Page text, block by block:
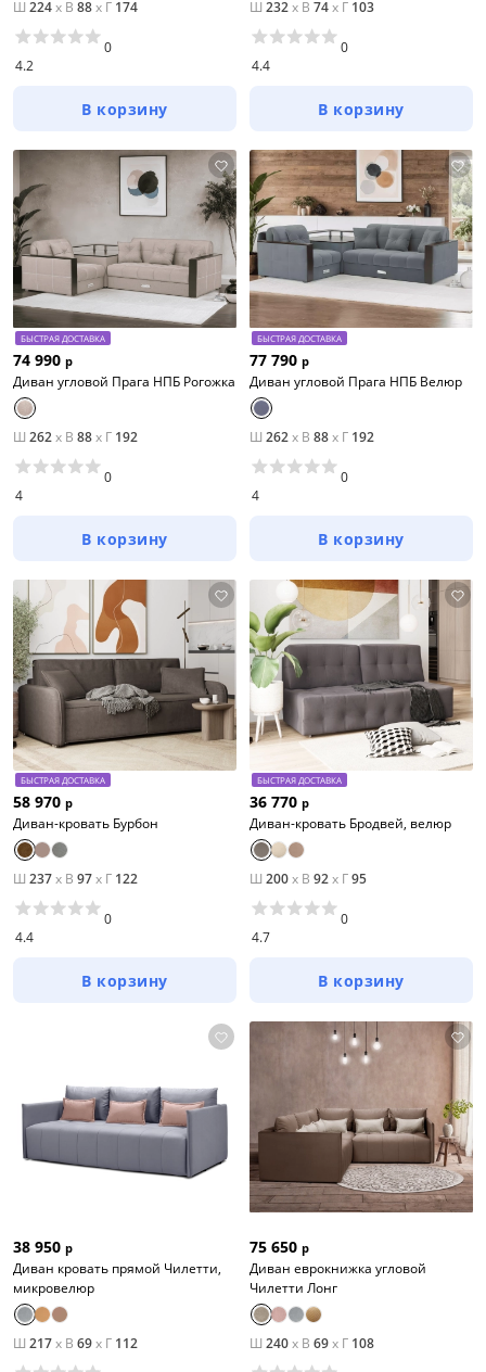
Ш 224x В 88x Г 174
4.2
0
В корзину
Ш 232x В 74x Г 103
4.4
0
В корзину
БЫСТРАЯ ДОСТАВКА
74 990 р
Диван угловой Прага НПБ Рогожка
Ш 262x В 88x Г 192
4
0
В корзину
БЫСТРАЯ ДОСТАВКА
77 790 р
Диван угловой Прага НПБ Велюр
Ш 262x В 88x Г 192
4
0
В корзину
БЫСТРАЯ ДОСТАВКА
58 970 р
Диван-кровать Бурбон
Ш 237x В 97x Г 122
4.4
0
В корзину
БЫСТРАЯ ДОСТАВКА
36 770 р
Диван-кровать Бродвей, велюр
Ш 200x В 92x Г95
4.7
0
В корзину
38 950 р
Диван кровать прямой Чилетти,
микровелюр
Ш 217x В 69x Г 112
75 650 р
Диван еврокнижка угловой
Чилетти Лонг
Ш 240x В 69x Г 108